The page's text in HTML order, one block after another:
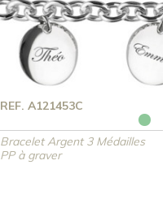
REF. A121453C
Bracelet Argent 3 Médailles
PP à graver